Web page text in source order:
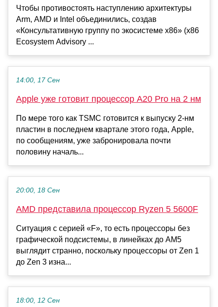
Чтобы противостоять наступлению архитектуры
Arm, AMD и Intel объединились, создав
«Консультативную группу по экосистеме x86» (x86
Ecosystem Advisory ...
14:00, 17 Сен
Apple уже готовит процессор A20 Pro на 2 нм
По мере того как TSMC готовится к выпуску 2-нм
пластин в последнем квартале этого года, Apple,
по сообщениям, уже забронировала почти
половину началь...
20:00, 18 Сен
AMD представила процессор Ryzen 5 5600F
Ситуация с серией «F», то есть процессоры без
графической подсистемы, в линейках до AM5
выглядит странно, поскольку процессоры от Zen 1
до Zen 3 изна...
18:00, 12 Сен